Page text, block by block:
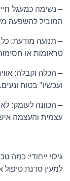
– נשימה כמעגל
המוביל להשפעה
– תנועה מודעת: כל
טראומות או
– הכלה וקבלה:
ועכשיו" בטוח ונעים.
– הכוונה לעומק:
עצמית והעצמה
גילוי ייחודי:
למעין סדנת טיפול